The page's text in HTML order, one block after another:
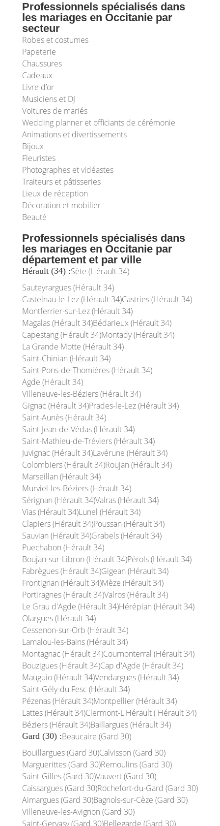
Professionnels spécialisés dans
les mariages en Occitanie par
secteur
Robes et costumes
Papeterie
Chaussures
Cadeaux
Livre d’or
Musiciens et DJ
Voitures de mariés
Wedding planner et officiants de cérémonie
Animations et divertissements
Bijoux
Fleuristes
Photographes et vidéastes
Traiteurs et pâtisseries
Lieux de réception
Décoration et mobilier
Beauté
Professionnels spécialisés dans
les mariages en Occitanie par
département et par ville
Hérault (34) :Sète (Hérault 34)
Sauteyrargues (Hérault 34)
Castelnau-le-Lez (Hérault 34)Castries (Hérault 34)
Montferrier-sur-Lez (Hérault 34)
Magalas (Hérault 34)Bédarieux (Hérault 34)
Capestang (Hérault 34)Montady (Hérault 34)
La Grande Motte (Hérault 34)
Saint-Chinian (Hérault 34)
Saint-Pons-de-Thomières (Hérault 34)
Agde (Hérault 34)
Villeneuve-les-Béziers (Hérault 34)
Gignac (Hérault 34)Prades-le-Lez (Hérault 34)
Saint-Aunès (Hérault 34)
Saint-Jean-de-Védas (Hérault 34)
Saint-Mathieu-de-Tréviers (Hérault 34)
Juvignac (Hérault 34)Lavérune (Hérault 34)
Colombiers (Hérault 34)Roujan (Hérault 34)
Marseillan (Hérault 34)
Murviel-les-Béziers (Hérault 34)
Sérignan (Hérault 34)Valras (Hérault 34)
Vias (Hérault 34)Lunel (Hérault 34)
Clapiers (Hérault 34)Poussan (Hérault 34)
Sauvian (Hérault 34)Grabels (Hérault 34)
Puechabon (Hérault 34)
Boujan-sur-Libron (Hérault 34)Pérols (Hérault 34)
Fabrègues (Hérault 34)Gigean (Hérault 34)
Frontignan (Hérault 34)Mèze (Hérault 34)
Portiragnes (Hérault 34)Valros (Hérault 34)
Le Grau d'Agde (Hérault 34)Hérépian (Hérault 34)
Olargues (Hérault 34)
Cessenon-sur-Orb (Hérault 34)
Lamalou-les-Bains (Hérault 34)
Montagnac (Hérault 34)Cournonterral (Hérault 34)
Bouzigues (Hérault 34)Cap d'Agde (Hérault 34)
Mauguio (Hérault 34)Vendargues (Hérault 34)
Saint-Gély-du Fesc (Hérault 34)
Pézenas (Hérault 34)Montpellier (Hérault 34)
Lattes (Hérault 34)Clermont-L'Hérault ( Hérault 34)
Béziers (Hérault 34)Baillargues (Hérault 34)
Gard (30) :Beaucaire (Gard 30)
Bouillargues (Gard 30)Calvisson (Gard 30)
Marguerittes (Gard 30)Remoulins (Gard 30)
Saint-Gilles (Gard 30)Vauvert (Gard 30)
Caissargues (Gard 30)Rochefort-du-Gard (Gard 30)
Aimargues (Gard 30)Bagnols-sur-Cèze (Gard 30)
Villeneuve-les-Avignon (Gard 30)
Saint-Gervasy (Gard 30)Bellegarde (Gard 30)